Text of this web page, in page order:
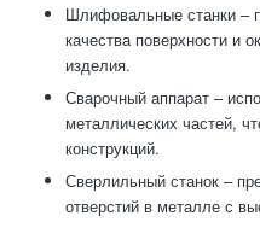
Шлифовальные станки –
качества поверхности и
изделия.
Сварочный аппарат –
металлических частей,
конструкций.
Сверлильный станок –
отверстий в металле с